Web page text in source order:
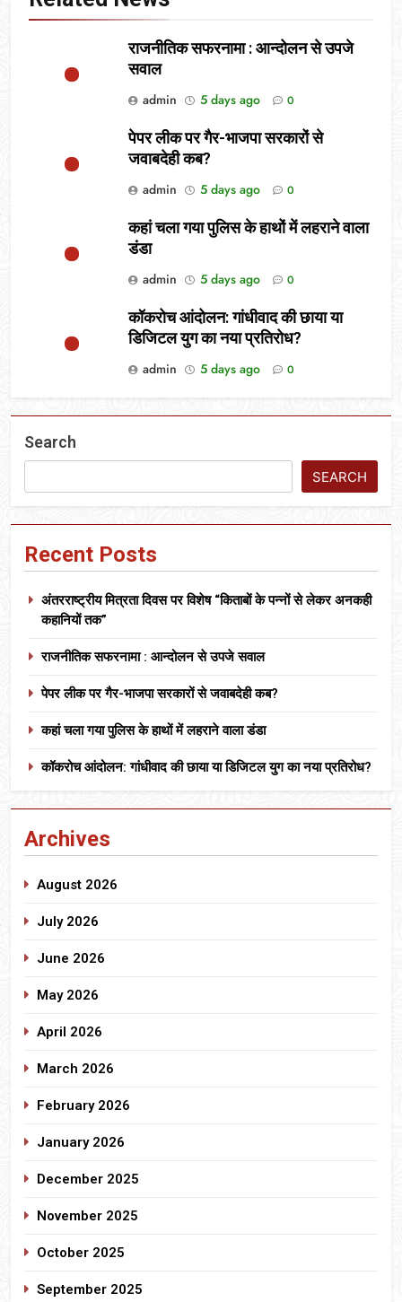
राजनीतिक सफरनामा : आन्दोलन से उपजे
सवाल
admin
5 days ago 0
पेपर लीक पर गैर-भाजपा सरकारों से
जवाबदेही कब?
admin
5 days ago 0
कहां चला गया पुलिस के हाथों में लहराने वाला
डंडा
admin
5 days ago 0
कॉकरोच आंदोलन: गांधीवाद की छाया या
डिजिटल युग का नया प्रतिरोध?
admin
5 days ago 0
Search
SEARCH
Recent Posts
अंतरराष्ट्रीय मित्रता दिवस पर विशेष “किताबों के पन्नों से लेकर अनकही
कहानियों तक”
राजनीतिक सफरनामा : आन्दोलन से उपजे सवाल
पेपर लीक पर गैर-भाजपा सरकारों से जवाबदेही कब?
कहां चला गया पुलिस के हाथों में लहराने वाला डंडा
कॉकरोच आंदोलन: गांधीवाद की छाया या डिजिटल युग का नया प्रतिरोध?
Archives
August 2026
July 2026
June 2026
May 2026
April 2026
March 2026
February 2026
January 2026
December 2025
November 2025
October 2025
September 2025